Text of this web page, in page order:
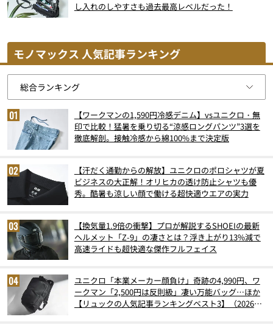
し入れのしやすさも過去最高レベルだった！
モノマックス 人気記事ランキング
【ワークマンの1,590円冷感デニム】vsユニクロ・無
印で比較！猛暑を乗り切る“涼感ロングパンツ”3選を
徹底解剖。接触冷感から綿100%まで決定版
【汗だく通勤からの解放】ユニクロのポロシャツが夏
ビジネスの大正解！オリヒカの透け防止シャツも優
秀。酷暑も涼しい顔で働ける超快適ウエアの実力
【換気量1.9倍の衝撃】プロが解説するSHOEIの最新
ヘルメット「Z-9」の凄さとは？浮き上がり13%減で
高速ライドも超快適な傑作フルフェイス
ユニクロ「本業メーカー顔負け」奇跡の4,990円、ワ
ークマン「2,500円は反則級」凄い万能バッグ…ほか
【リュックの人気記事ランキングベスト3】（2026年